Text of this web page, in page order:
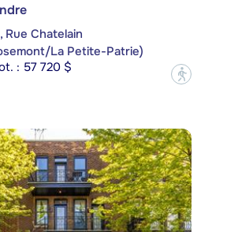
Chatelain
La Petite-Patrie)
: 57 720 $
?